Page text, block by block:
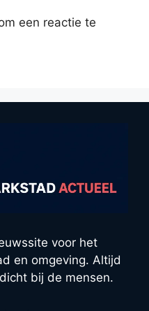
een reactie te
voor het
en omgeving. Altijd
bij de mensen.